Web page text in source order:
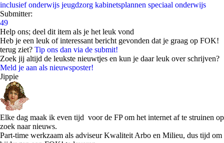
inclusief onderwijs jeugdzorg kabinetsplannen speciaal onderwijs
Submitter:
49
Help ons; deel dit item als je het leuk vond
Heb je een leuk of interessant bericht gevonden dat je graag op FOK!
terug ziet? Tip ons dan via de submit!
Zoek jij altijd de leukste nieuwtjes en kun je daar leuk over schrijven?
Meld je aan als nieuwsposter!
Jippie
Elke dag maak ik even tijd voor de FP om het internet af te struinen op
zoek naar nieuws.
Part-time werkzaam als adviseur Kwaliteit Arbo en Milieu, dus tijd om